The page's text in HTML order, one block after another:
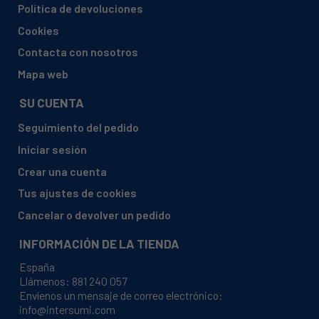
EDESA, 2VEP-141 R 902271982
EDESA, 2VEPU-140 PI 902272080
EDESA, 3VEP-140 S 902272936
EDESA, 3VEP-140 X 902272945
EDESA, 3VEP-140T X 902272954
Política de devoluciones
Cookies
Contacta con nosotros
Mapa web
SU CUENTA
Seguimiento del pedido
Iniciar sesión
Crear una cuenta
Tus ajustes de cookies
Cancelar o devolver un pedido
INFORMACIÓN DE LA TIENDA
España
Llámenos: 881 240 057
Envíenos un mensaje de correo electrónico:
info@intersumi.com